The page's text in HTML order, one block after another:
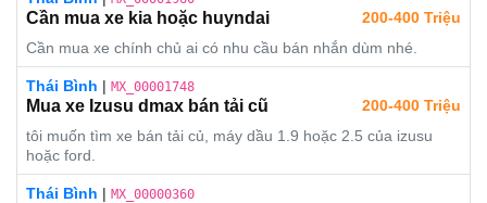
Cần mua xe kia hoặc huyndai
200-400 Triệu
Cần mua xe chính chủ ai có nhu cầu bán nhắn dùm nhé.
Thái Bình | MX_00001748
Mua xe Izusu dmax bán tải cũ
200-400 Triệu
tôi muốn tìm xe bán tải củ, máy dầu 1.9 hoặc 2.5 của izusu
hoặc ford.
Thái Bình | MX_00000360